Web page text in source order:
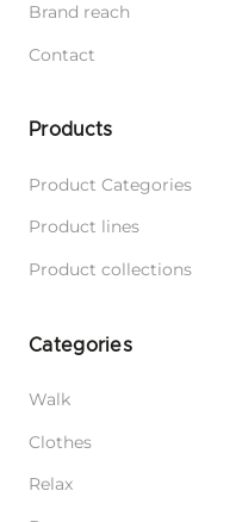
Brand reach
Contact
Products
Product Categories
Product lines
Product collections
Categories
Walk
Clothes
Relax